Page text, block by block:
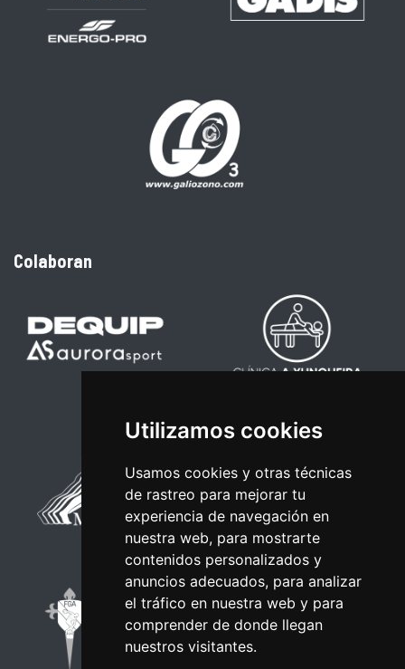
Utilizamos cookies
Usamos cookies y otras técnicas
de rastreo para mejorar tu
experiencia de navegación en
nuestra web, para mostrarte
contenidos personalizados y
anuncios adecuados, para analizar
el tráfico en nuestra web y para
comprender de donde llegan
nuestros visitantes.
Colaboran